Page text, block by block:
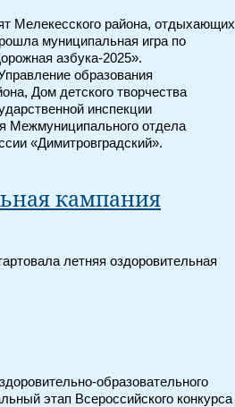
Мелекесского района, отдыхающих
муниципальная игра по
азбука-2025».
образования
Дом детского творчества
инспекции
Межмуниципального отдела
«Димитровградский».
кампания
летняя оздоровительная
образовательного
этап Всероссийского конкурса